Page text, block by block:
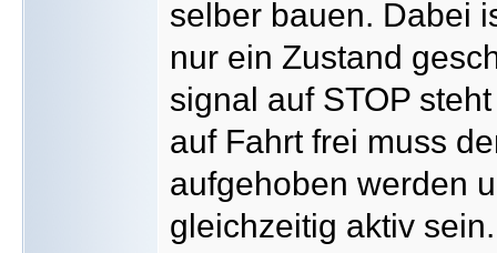
selber bauen. Dabei
nur ein Zustand
signal auf STOP
auf Fahrt frei muss
aufgehoben werden
gleichzeitig aktiv